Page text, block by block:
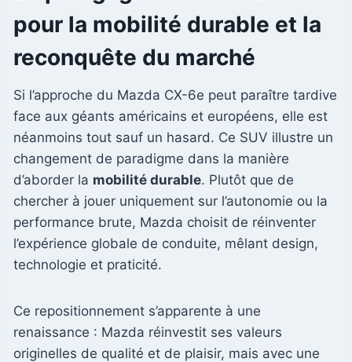
pour la mobilité durable et la
reconquête du marché
Si l’approche du Mazda CX-6e peut paraître tardive
face aux géants américains et européens, elle est
néanmoins tout sauf un hasard. Ce SUV illustre un
changement de paradigme dans la manière
d’aborder la mobilité durable. Plutôt que de
chercher à jouer uniquement sur l’autonomie ou la
performance brute, Mazda choisit de réinventer
l’expérience globale de conduite, mêlant design,
technologie et praticité.
Ce repositionnement s’apparente à une
renaissance : Mazda réinvestit ses valeurs
originelles de qualité et de plaisir, mais avec une